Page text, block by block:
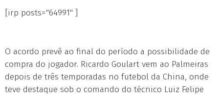
[irp posts="64991" ]
O acordo prevê ao final do período a possibilidade de
compra do jogador. Ricardo Goulart vem ao Palmeiras
depois de três temporadas no futebol da China, onde
teve destaque sob o comando do técnico Luiz Felipe